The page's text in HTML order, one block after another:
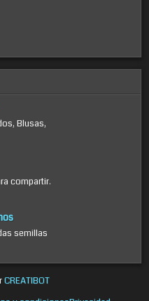
Blusas,
compartir.
semillas
CREATIBOT